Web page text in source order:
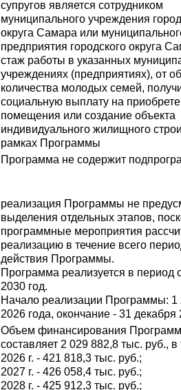
супругов является сотрудником
муниципального учреждения
округа Самара или
предприятия городского округа
стаж работы в указанных
учреждениях (предприятиях), от
количества молодых семей,
социальную выплату на
помещения или создание объекта
индивидуального жилищного
рамках Программы
Программа не содержит
реализация Программы не
выделения отдельных этапов,
программные мероприятия
реализацию в течение всего
действия Программы.
Программа реализуется в период
2030 год.
Начало реализации Программы: 1
2026 года, окончание - 31 декабря
Объем финансирования
составляет 2 029 882,8 тыс. руб., в
2026 г. - 421 818,3 тыс. руб.;
2027 г. - 426 058,4 тыс. руб.;
2028 г. - 425 912,3 тыс. руб.;